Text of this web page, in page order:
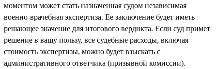
моментом может стать назначенная судом независимая
военно-врачебная экспертиза. Ее заключение будет иметь
решающее значение для итогового вердикта. Если суд примет
решение в вашу пользу, все судебные расходы, включая
стоимость экспертизы, можно будет взыскать с
административного ответчика (призывной комиссии).